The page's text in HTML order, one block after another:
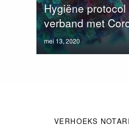
Hygiëne
verband met
Posted
on
mei 13, 2020
VERHOEKS